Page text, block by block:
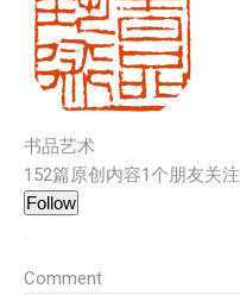
书品艺术
152篇原创内容1个朋友关注
Follow
Comment